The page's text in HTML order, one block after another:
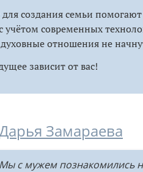
создания семьи
современных
отношения не
зависит от вас!
Замараева
Мы с мужем познакомились